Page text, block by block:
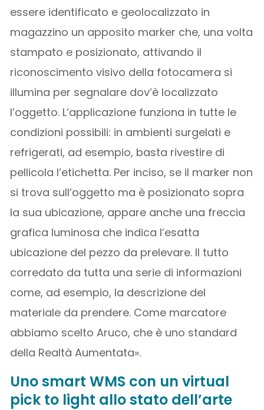
essere identificato e geolocalizzato in
magazzino un apposito marker che, una volta
stampato e posizionato, attivando il
riconoscimento visivo della fotocamera si
illumina per segnalare dov’è localizzato
l’oggetto. L’applicazione funziona in tutte le
condizioni possibili: in ambienti surgelati e
refrigerati, ad esempio, basta rivestire di
pellicola l’etichetta. Per inciso, se il marker non
si trova sull’oggetto ma è posizionato sopra
la sua ubicazione, appare anche una freccia
grafica luminosa che indica l’esatta
ubicazione del pezzo da prelevare. Il tutto
corredato da tutta una serie di informazioni
come, ad esempio, la descrizione del
materiale da prendere. Come marcatore
abbiamo scelto Aruco, che è uno standard
della Realtà Aumentata».
Uno smart WMS con un virtual
pick to light allo stato dell’arte